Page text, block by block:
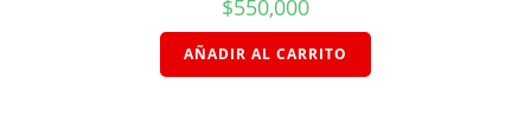
$550,000
AÑADIR AL CARRITO